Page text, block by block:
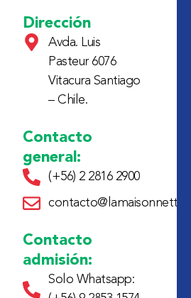
Dirección
Avda. Luis
Pasteur 6076
Vitacura Santiago
– Chile.
Contacto
general:
(+56) 2 2816 2900
contacto@lamaisonnette.cl
Contacto
admisión:
Solo Whatsapp: